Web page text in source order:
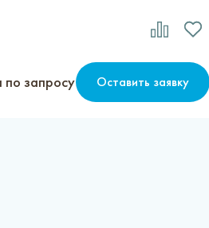
по запросу Оставить заявку